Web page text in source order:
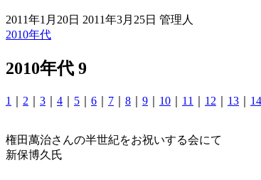
2011年1月20日 2011年3月25日 管理人
2010年代
2010年代 9
1 2 3 4 5 6 7 8 9 10 11 12 13 14
権田萬治さんの半世紀をお祝いする会にて
新保博久氏